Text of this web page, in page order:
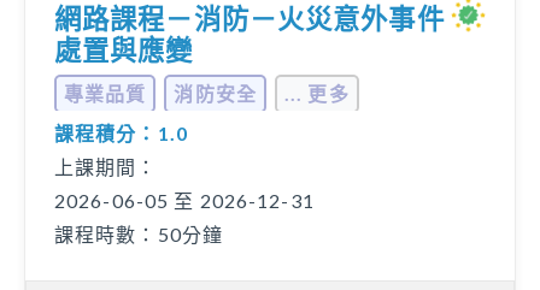
網路課程－消防－火災意外事件
處置與應變
專業品質 消防安全
... 更多
課程積分：1.0
上課期間：
2026-06-05 至 2026-12-31
課程時數：50分鐘